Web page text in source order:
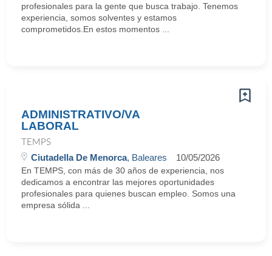
profesionales para la gente que busca trabajo. Tenemos
experiencia, somos solventes y estamos
comprometidos.En estos momentos ...
ADMINISTRATIVO/VA
LABORAL
TEMPS
Ciutadella De Menorca, Baleares 10/05/2026
En TEMPS, con más de 30 años de experiencia, nos
dedicamos a encontrar las mejores oportunidades
profesionales para quienes buscan empleo. Somos una
empresa sólida ...